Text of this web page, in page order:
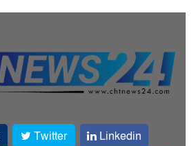
Twitter
Linkedin